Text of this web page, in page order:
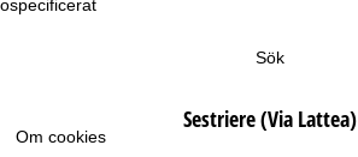
Om cookies
ospecificerat
Sök
Sestriere (Via Lattea)